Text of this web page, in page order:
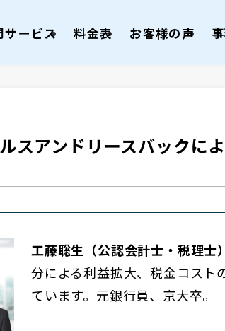
サービス 料金表 お客様の声
スアンドリースバックに
工藤聡生（公認会計士・税理士
分による利益拡大、税金コスト
ています。元銀行員、京大卒。